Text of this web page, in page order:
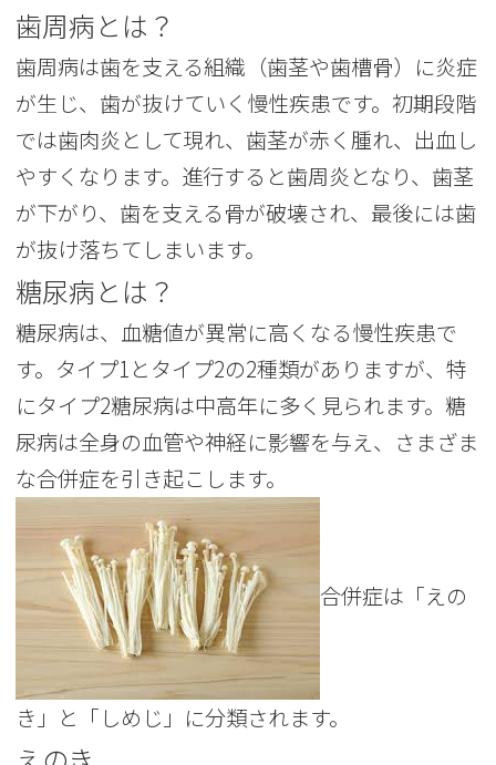
歯周病とは？
歯周病は歯を支える組織（歯茎や歯槽骨）に炎症
が生じ、歯が抜けていく慢性疾患です。初期段階
では歯肉炎として現れ、歯茎が赤く腫れ、出血し
やすくなります。進行すると歯周炎となり、歯茎
が下がり、歯を支える骨が破壊され、最後には歯
が抜け落ちてしまいます。
糖尿病とは？
糖尿病は、血糖値が異常に高くなる慢性疾患で
す。タイプ1とタイプ2の2種類がありますが、特
にタイプ2糖尿病は中高年に多く見られます。糖
尿病は全身の血管や神経に影響を与え、さまざま
な合併症を引き起こします。
合併症は「えの
き」と「しめじ」に分類されます。